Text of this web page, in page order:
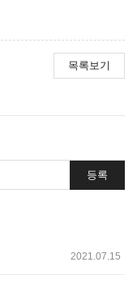
목록보기
등록
2021.07.15